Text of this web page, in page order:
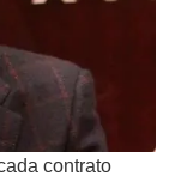
contrato